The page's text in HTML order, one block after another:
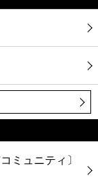
ミュニティ〕